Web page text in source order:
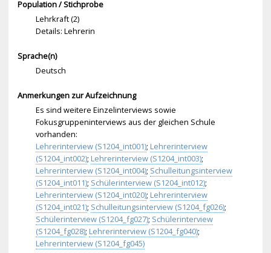
Population / Stichprobe
Lehrkraft (2)
Details: Lehrerin
Sprache(n)
Deutsch
Anmerkungen zur Aufzeichnung
Es sind weitere Einzelinterviews sowie
Fokusgruppeninterviews aus der gleichen Schule
vorhanden:
Lehrerinterview (S1204_int001); Lehrerinterview
(S1204_int002); Lehrerinterview (S1204_int003);
Lehrerinterview (S1204_int004); Schulleitungsinterview
(S1204_int011); Schülerinterview (S1204_int012);
Lehrerinterview (S1204_int020); Lehrerinterview
(S1204_int021); Schulleitungsinterview (S1204_fg026);
Schülerinterview (S1204_fg027); Schülerinterview
(S1204_fg028); Lehrerinterview (S1204_fg040);
Lehrerinterview (S1204_fg045)